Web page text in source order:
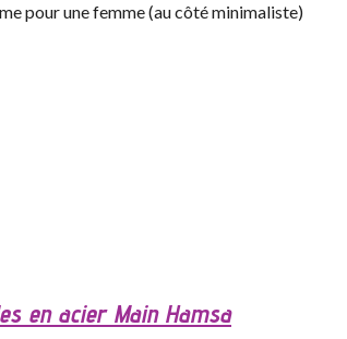
pour une femme (au côté minimaliste)
en acier Main Hamsa